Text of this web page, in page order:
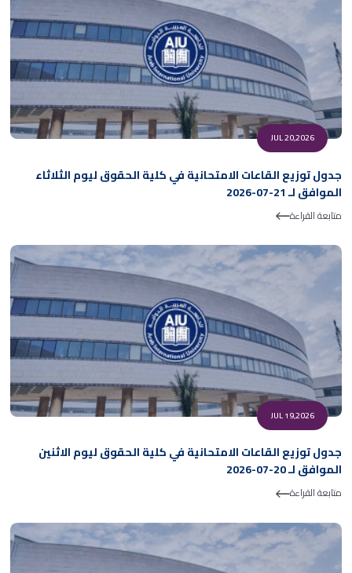
JUL 20,2026
جدول توزيع القاعات الامتحانية في كلية الحقوق ليوم الثلاثاء
الموافق لـ 21-07-2026
متابعة القراءة
JUL 19,2026
جدول توزيع القاعات الامتحانية في كلية الحقوق ليوم الاثنين
الموافق لـ 20-07-2026
متابعة القراءة